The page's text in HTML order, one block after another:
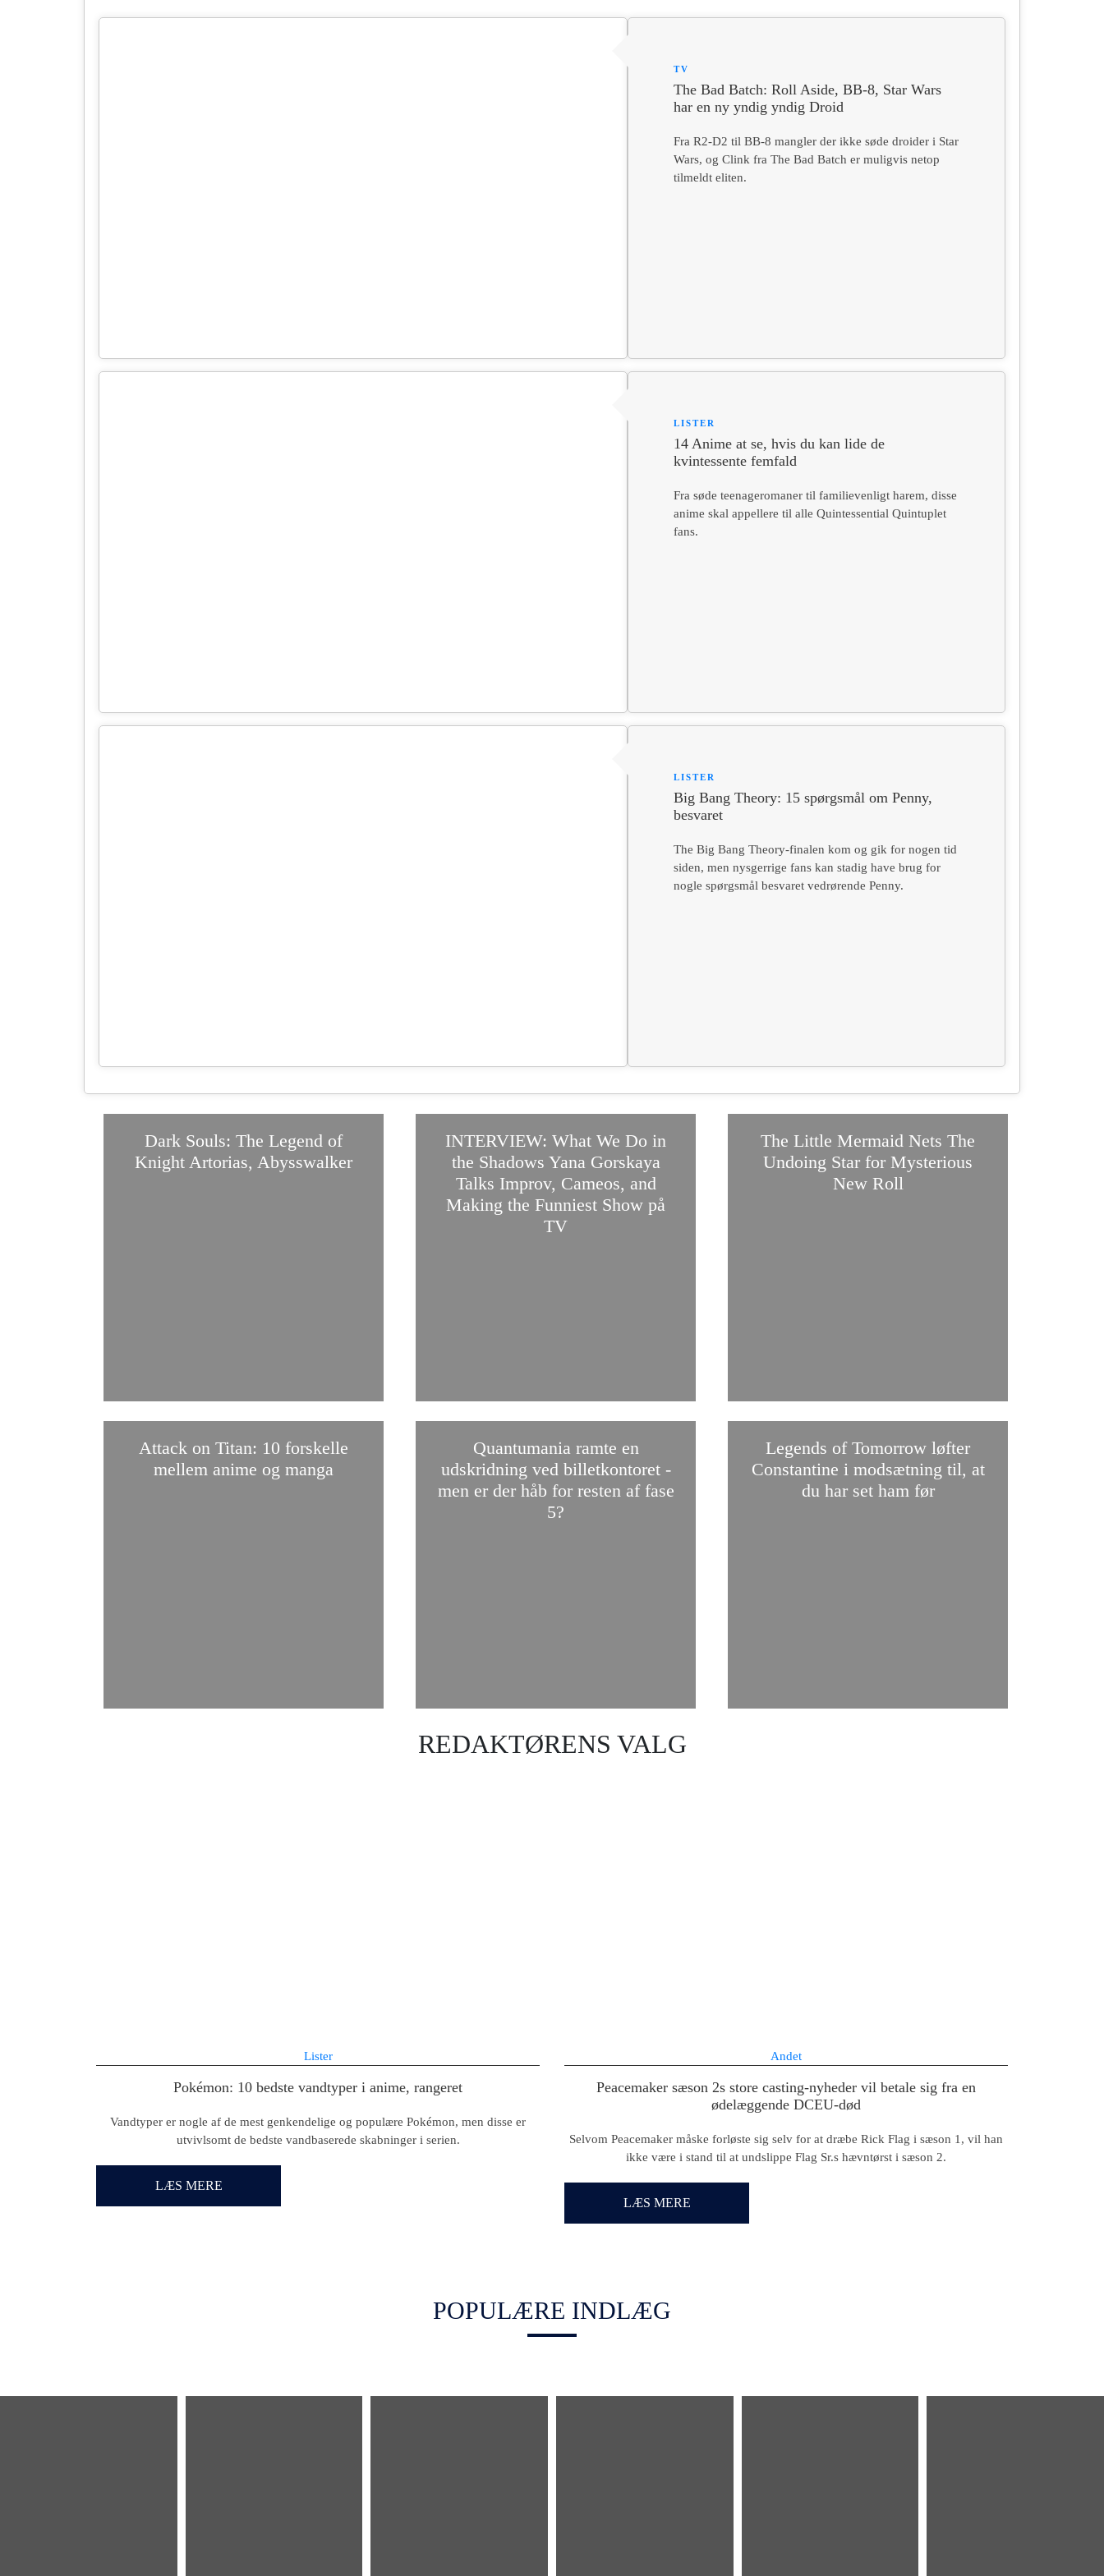
TV
The Bad Batch: Roll Aside, BB-8, Star Wars
har en ny yndig yndig Droid
Fra R2-D2 til BB-8 mangler der ikke søde droider i Star
Wars, og Clink fra The Bad Batch er muligvis netop
tilmeldt eliten.
LISTER
14 Anime at se, hvis du kan lide de
kvintessente femfald
Fra søde teenageromaner til familievenligt harem, disse
anime skal appellere til alle Quintessential Quintuplet
fans.
LISTER
Big Bang Theory: 15 spørgsmål om Penny,
besvaret
The Big Bang Theory-finalen kom og gik for nogen tid
siden, men nysgerrige fans kan stadig have brug for
nogle spørgsmål besvaret vedrørende Penny.
Dark Souls: The Legend of
Knight Artorias, Abysswalker
INTERVIEW: What We Do in
the Shadows Yana Gorskaya
Talks Improv, Cameos, and
Making the Funniest Show på
TV
The Little Mermaid Nets The
Undoing Star for Mysterious
New Roll
Attack on Titan: 10 forskelle
mellem anime og manga
Quantumania ramte en
udskridning ved billetkontoret -
men er der håb for resten af ​​fase
5?
Legends of Tomorrow løfter
Constantine i modsætning til, at
du har set ham før
REDAKTØRENS VALG
Lister
Pokémon: 10 bedste vandtyper i anime, rangeret
Vandtyper er nogle af de mest genkendelige og populære Pokémon, men disse er
utvivlsomt de bedste vandbaserede skabninger i serien.
LÆS MERE
Andet
Peacemaker sæson 2s store casting-nyheder vil betale sig fra en
ødelæggende DCEU-død
Selvom Peacemaker måske forløste sig selv for at dræbe Rick Flag i sæson 1, vil han
ikke være i stand til at undslippe Flag Sr.s hævntørst i sæson 2.
LÆS MERE
POPULÆRE INDLÆG